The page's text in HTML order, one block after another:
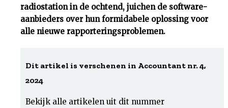
Uit
Feiten
radiostation in de ochtend, juichen de software-
aanbieders over hun formidabele oplossing voor
alle nieuwe rapporteringsproblemen.
Dit artikel is verschenen in Accountant nr. 4,
2024
Bekijk alle artikelen uit dit nummer